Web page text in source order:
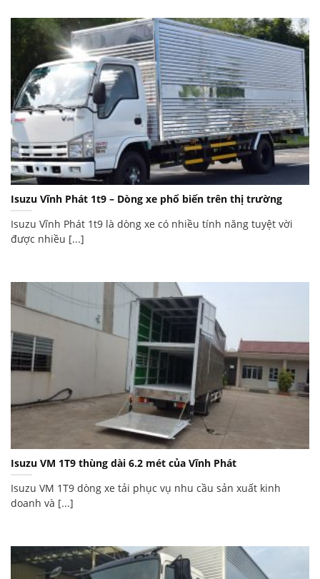
Isuzu Vĩnh Phát 1t9 – Dòng xe phổ biến trên thị trường
Isuzu Vĩnh Phát 1t9 là dòng xe có nhiều tính năng tuyệt vời
được nhiều [...]
Isuzu VM 1T9 thùng dài 6.2 mét của Vĩnh Phát
Isuzu VM 1T9 dòng xe tải phục vụ nhu cầu sản xuất kinh
doanh và [...]